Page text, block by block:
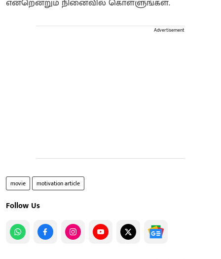
Advertisement
movie motivation article
Follow Us